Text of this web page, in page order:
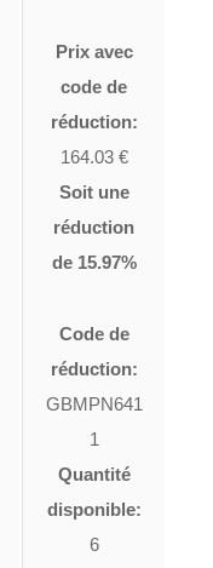
Prix avec
code de
réduction:
164.03 €
Soit une
réduction
de 15.97%
Code de
réduction:
GBMPN641
1
Quantité
disponible:
6